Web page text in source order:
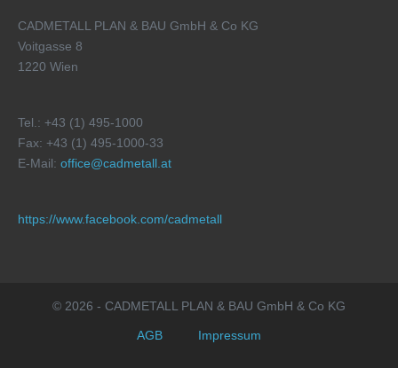
CADMETALL PLAN & BAU GmbH & Co KG
Voitgasse 8
1220 Wien
Tel.: +43 (1) 495-1000
Fax: +43 (1) 495-1000-33
E-Mail: office@cadmetall.at
https://www.facebook.com/cadmetall
© 2026 - CADMETALL PLAN & BAU GmbH & Co KG
AGB Impressum